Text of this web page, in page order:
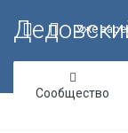
Уже
Сообщество